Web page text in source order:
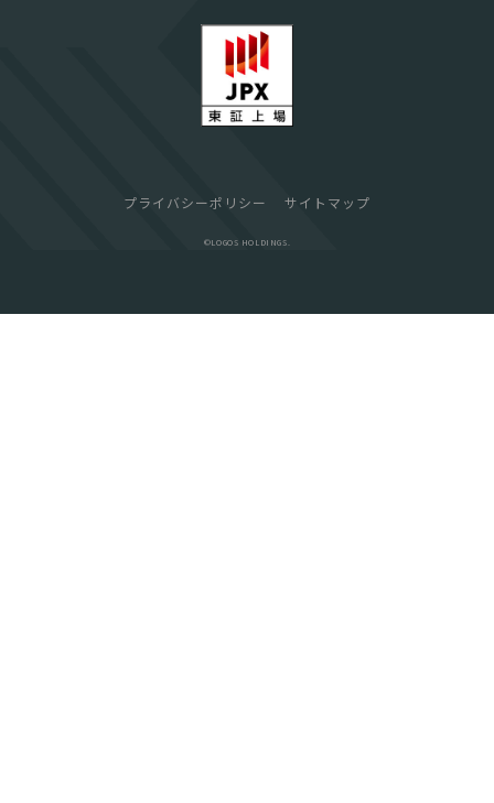
プライバシーポリシー サイトマップ
©︎LOGOS HOLDINGS.